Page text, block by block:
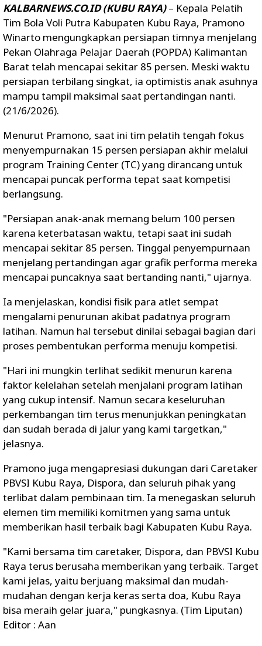
KALBARNEWS.CO.ID (KUBU RAYA)– Kepala Pelatih
Tim Bola Voli Putra Kabupaten Kubu Raya, Pramono
Winarto mengungkapkan persiapan timnya menjelang
Pekan Olahraga Pelajar Daerah (POPDA) Kalimantan
Barat telah mencapai sekitar 85 persen. Meski waktu
persiapan terbilang singkat, ia optimistis anak asuhnya
mampu tampil maksimal saat pertandingan nanti.
(21/6/2026).
Menurut Pramono, saat ini tim pelatih tengah fokus
menyempurnakan 15 persen persiapan akhir melalui
program Training Center (TC) yang dirancang untuk
mencapai puncak performa tepat saat kompetisi
berlangsung.
"Persiapan anak-anak memang belum 100 persen
karena keterbatasan waktu, tetapi saat ini sudah
mencapai sekitar 85 persen. Tinggal penyempurnaan
menjelang pertandingan agar grafik performa mereka
mencapai puncaknya saat bertanding nanti," ujarnya.
Ia menjelaskan, kondisi fisik para atlet sempat
mengalami penurunan akibat padatnya program
latihan. Namun hal tersebut dinilai sebagai bagian dari
proses pembentukan performa menuju kompetisi.
"Hari ini mungkin terlihat sedikit menurun karena
faktor kelelahan setelah menjalani program latihan
yang cukup intensif. Namun secara keseluruhan
perkembangan tim terus menunjukkan peningkatan
dan sudah berada di jalur yang kami targetkan,"
jelasnya.
Pramono juga mengapresiasi dukungan dari Caretaker
PBVSI Kubu Raya, Dispora, dan seluruh pihak yang
terlibat dalam pembinaan tim. Ia menegaskan seluruh
elemen tim memiliki komitmen yang sama untuk
memberikan hasil terbaik bagi Kabupaten Kubu Raya.
"Kami bersama tim caretaker, Dispora, dan PBVSI Kubu
Raya terus berusaha memberikan yang terbaik. Target
kami jelas, yaitu berjuang maksimal dan mudah-
mudahan dengan kerja keras serta doa, Kubu Raya
bisa meraih gelar juara," pungkasnya. (Tim Liputan)
Editor : Aan